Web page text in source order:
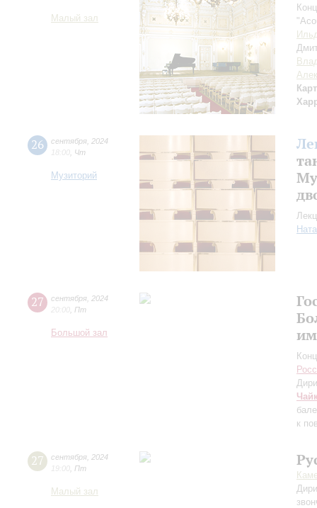
Малый зал
26 сентября 2024
18:00 Чт
Музиторий
27 сентября 2024
20:00 Пт
Большой зал
к
27 сентября 2024
19:00 Пт
Малый зал